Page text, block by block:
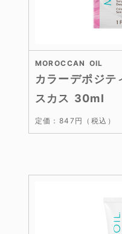
MOROCCAN OIL
カラーデポジテ
スカス 30ml
定価：847円（税込）